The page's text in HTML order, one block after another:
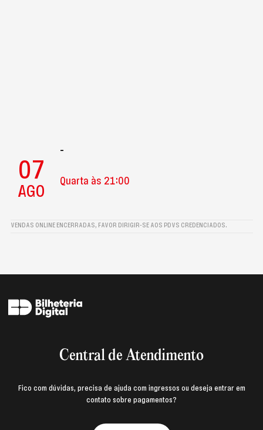
07
AGO
-
Quarta às 21:00
VENDAS ONLINE ENCERRADAS, FAVOR DIRIGIR-SE AOS PDVS CREDENCIADOS.
Central de Atendimento
Fico com dúvidas, precisa de ajuda com ingressos ou deseja entrar em
contato sobre pagamentos?